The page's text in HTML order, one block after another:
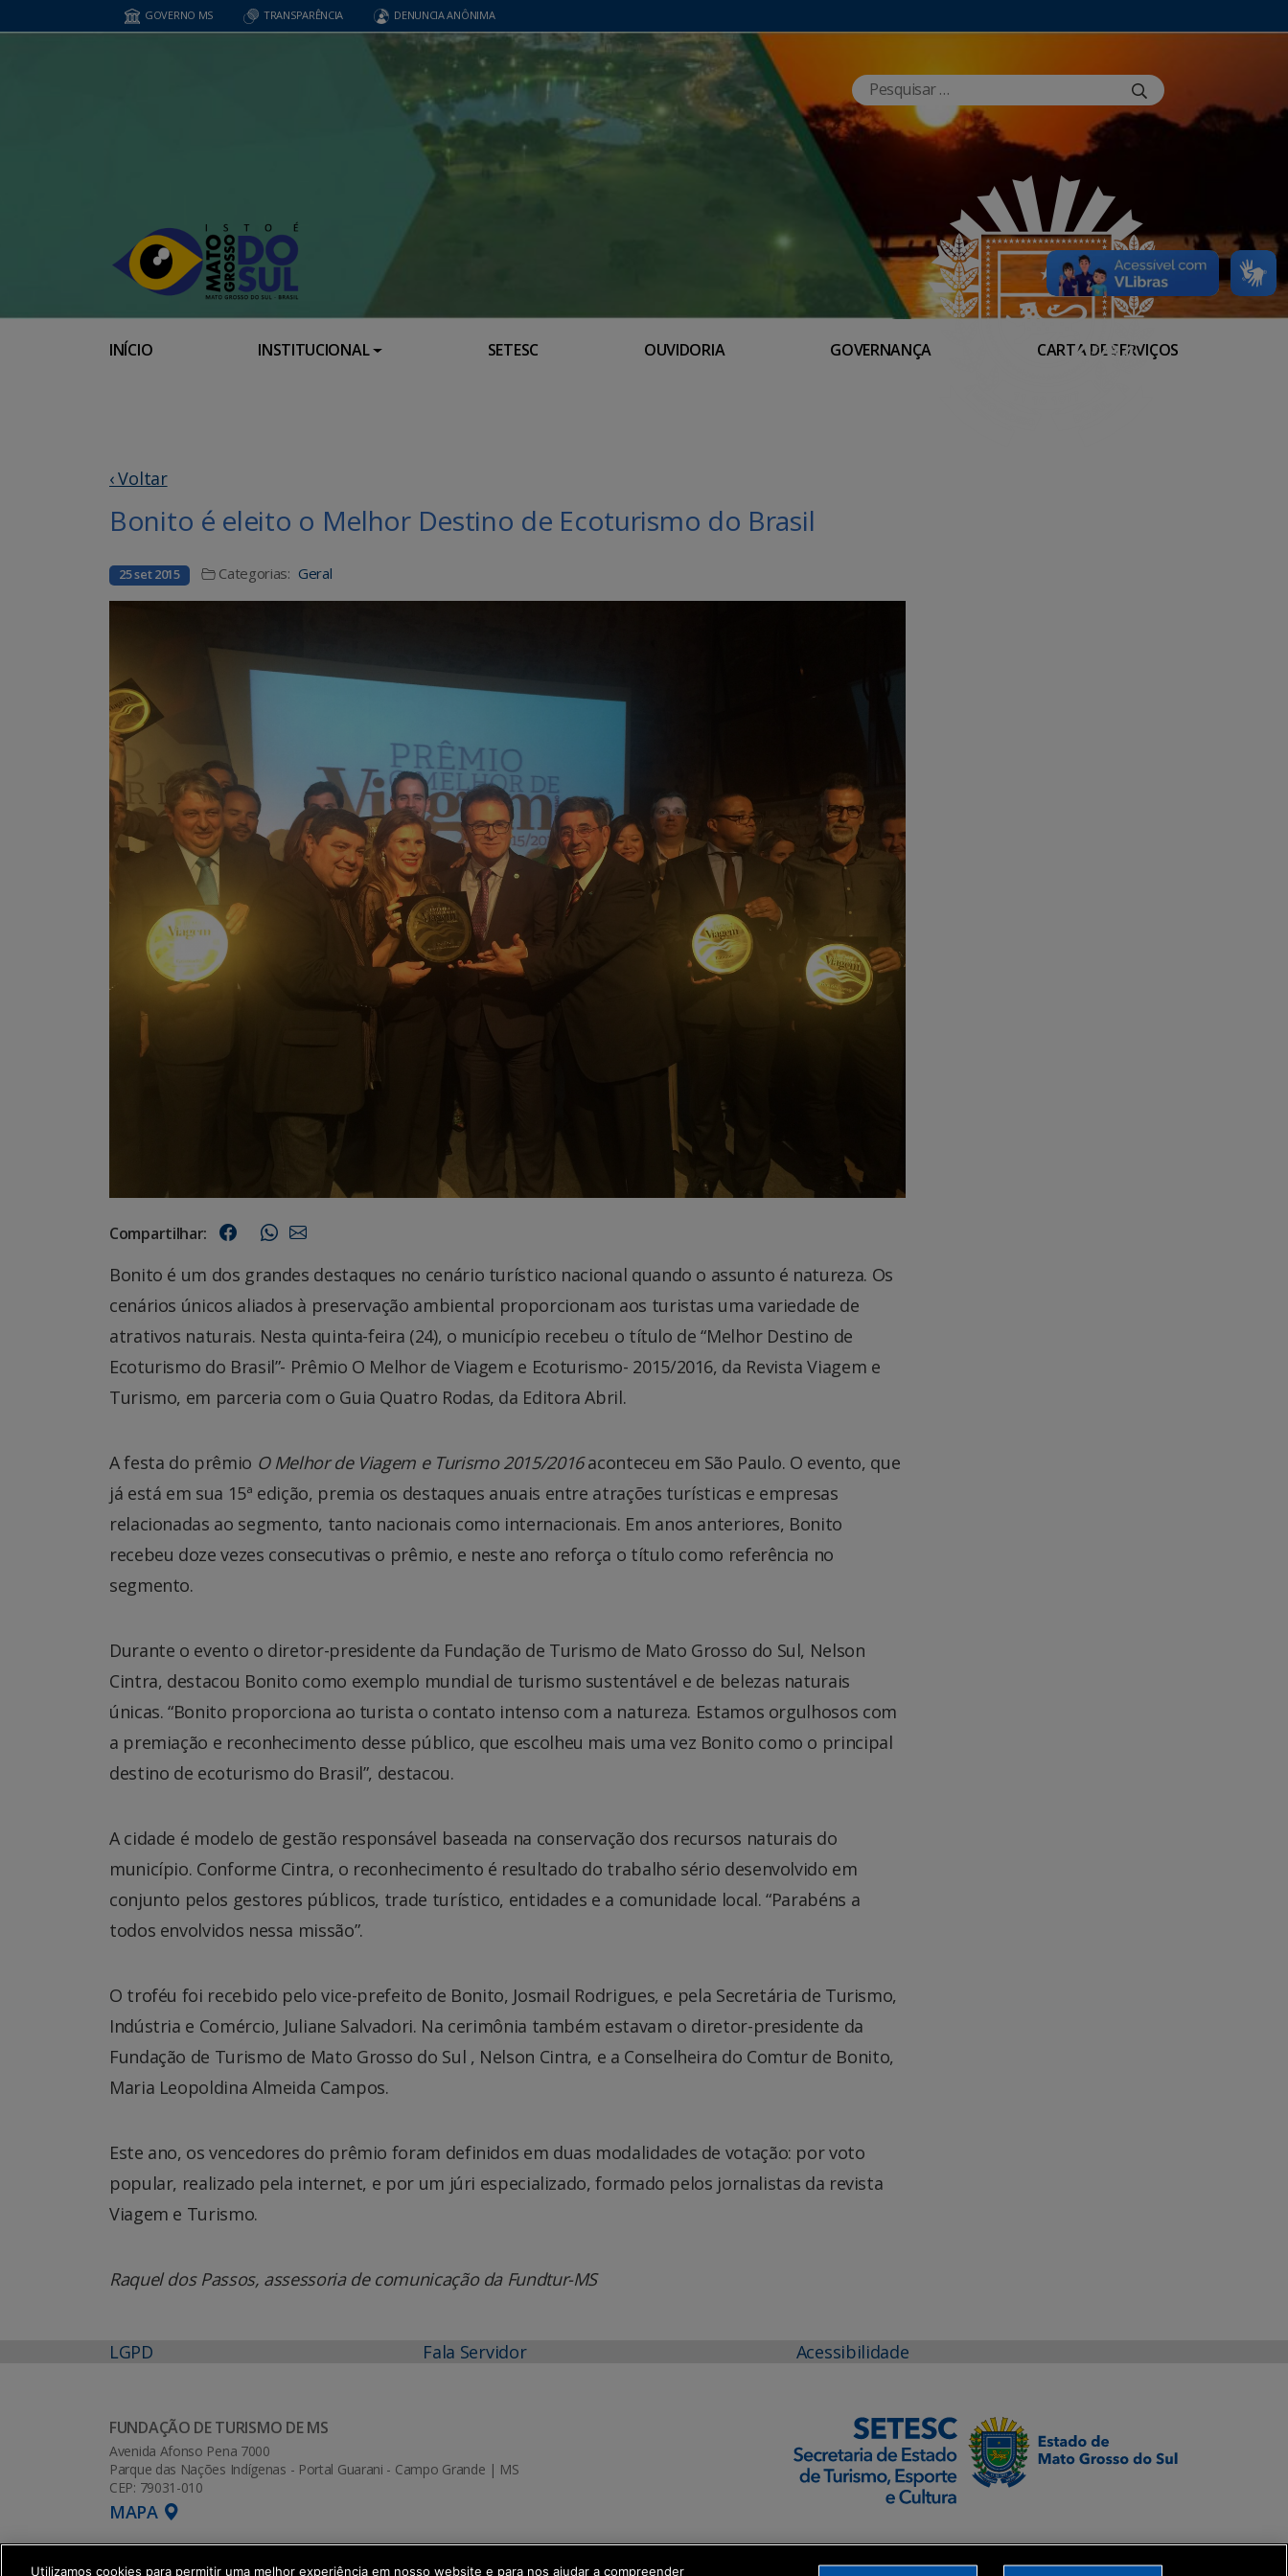
GOVERNO MS TRANSPARÊNCIA DENUNCIA ANÔNIMA
INÍCIO INSTITUCIONAL SETESC OUVIDORIA GOVERNANÇA CARTA DE SERVIÇOS
‹ Voltar
Bonito é eleito o Melhor Destino de Ecoturismo do Brasil
25 set 2015 Categorias: Geral
Compartilhar:
Bonito é um dos grandes destaques no cenário turístico nacional quando o assunto é natureza. Os
cenários únicos aliados à preservação ambiental proporcionam aos turistas uma variedade de
atrativos naturais. Nesta quinta-feira (24), o município recebeu o título de “Melhor Destino de
Ecoturismo do Brasil”- Prêmio O Melhor de Viagem e Ecoturismo- 2015/2016, da Revista Viagem e
Turismo, em parceria com o Guia Quatro Rodas, da Editora Abril.
A festa do prêmio O Melhor de Viagem e Turismo 2015/2016aconteceu em São Paulo. O evento, que
já está em sua 15ª edição, premia os destaques anuais entre atrações turísticas e empresas
relacionadas ao segmento, tanto nacionais como internacionais. Em anos anteriores, Bonito
recebeu doze vezes consecutivas o prêmio, e neste ano reforça o título como referência no
segmento.
Durante o evento o diretor-presidente da Fundação de Turismo de Mato Grosso do Sul, Nelson
Cintra, destacou Bonito como exemplo mundial de turismo sustentável e de belezas naturais
únicas. “Bonito proporciona ao turista o contato intenso com a natureza. Estamos orgulhosos com
a premiação e reconhecimento desse público, que escolheu mais uma vez Bonito como o principal
destino de ecoturismo do Brasil”, destacou.
A cidade é modelo de gestão responsável baseada na conservação dos recursos naturais do
município. Conforme Cintra, o reconhecimento é resultado do trabalho sério desenvolvido em
conjunto pelos gestores públicos, trade turístico, entidades e a comunidade local. “Parabéns a
todos envolvidos nessa missão”.
O troféu foi recebido pelo vice-prefeito de Bonito, Josmail Rodrigues, e pela Secretária de Turismo,
Indústria e Comércio, Juliane Salvadori. Na cerimônia também estavam o diretor-presidente da
Fundação de Turismo de Mato Grosso do Sul , Nelson Cintra, e a Conselheira do Comtur de Bonito,
Maria Leopoldina Almeida Campos.
Este ano, os vencedores do prêmio foram definidos em duas modalidades de votação: por voto
popular, realizado pela internet, e por um júri especializado, formado pelos jornalistas da revista
Viagem e Turismo.
Raquel dos Passos, assessoria de comunicação da Fundtur-MS
LGPD Fala Servidor Acessibilidade
FUNDAÇÃO DE TURISMO DE MS
Avenida Afonso Pena 7000
Parque das Nações Indígenas - Portal Guarani - Campo Grande | MS
CEP: 79031-010
MAPA
Utilizamos cookies para permitir uma melhor experiência em nosso website e para nos ajudar a compreender